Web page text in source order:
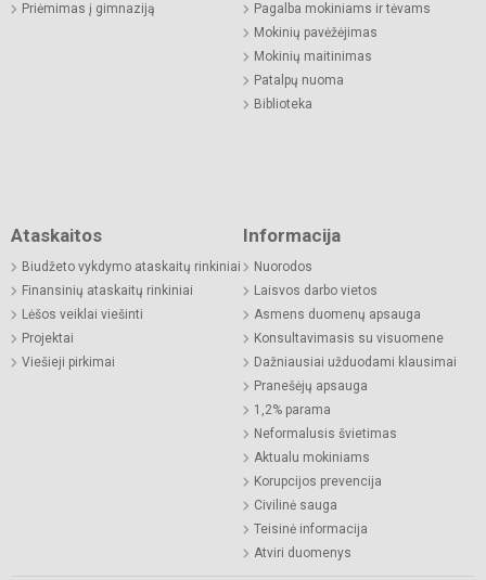
Priėmimas į gimnaziją
Pagalba mokiniams ir tėvams
Mokinių pavėžėjimas
Mokinių maitinimas
Patalpų nuoma
Biblioteka
Ataskaitos
Biudžeto vykdymo ataskaitų rinkiniai
Finansinių ataskaitų rinkiniai
Lėšos veiklai viešinti
Projektai
Viešieji pirkimai
Informacija
Nuorodos
Laisvos darbo vietos
Asmens duomenų apsauga
Konsultavimasis su visuomene
Dažniausiai užduodami klausimai
Pranešėjų apsauga
1,2% parama
Neformalusis švietimas
Aktualu mokiniams
Korupcijos prevencija
Civilinė sauga
Teisinė informacija
Atviri duomenys